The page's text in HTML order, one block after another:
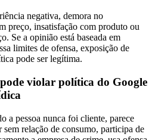
negativa, demora no
preço, insatisfação com produto ou
Se a opinião está baseada em
limites de ofensa, exposição de
pode ser legítima.
violar política do Google
a pessoa nunca foi cliente, parece
relação de consumo, participa de